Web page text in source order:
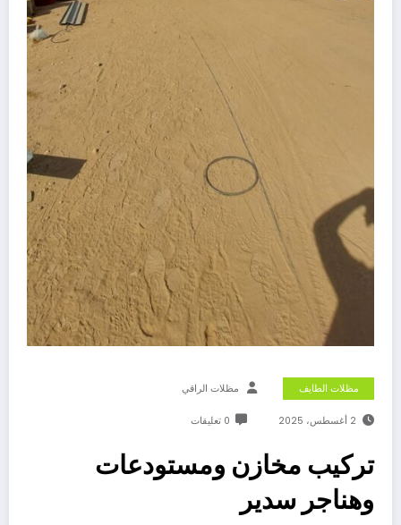
مظلات الطايف مظلات الراقي
2 أغسطس، 2025 0 تعليقات
تركيب مخازن ومستودعات
وهناجر سدير